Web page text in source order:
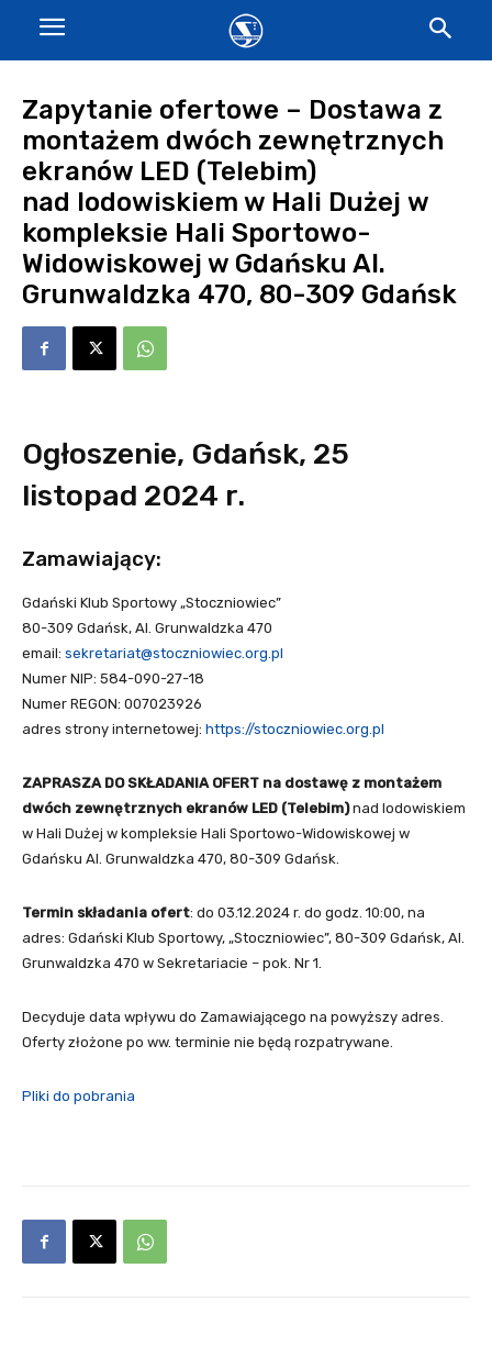
Zapytanie ofertowe – Dostawa z
montażem dwóch zewnętrznych
ekranów LED (Telebim)
nad lodowiskiem w Hali Dużej w
kompleksie Hali Sportowo-
Widowiskowej w Gdańsku Al.
Grunwaldzka 470, 80-309 Gdańsk
Ogłoszenie, Gdańsk, 25
listopad 2024 r.
Zamawiający:
Gdański Klub Sportowy „Stoczniowiec”
80-309 Gdańsk, Al. Grunwaldzka 470
email: sekretariat@stoczniowiec.org.pl
Numer NIP: 584-090-27-18
Numer REGON: 007023926
adres strony internetowej: https://stoczniowiec.org.pl
ZAPRASZA DO SKŁADANIA OFERT na dostawę z montażem
dwóch zewnętrznych ekranów LED (Telebim)nad lodowiskiem
w Hali Dużej w kompleksie Hali Sportowo-Widowiskowej w
Gdańsku Al. Grunwaldzka 470, 80-309 Gdańsk.
Termin składania ofert: do 03.12.2024 r. do godz. 10:00, na
adres: Gdański Klub Sportowy, „Stoczniowiec”, 80-309 Gdańsk, Al.
Grunwaldzka 470 w Sekretariacie – pok. Nr 1.
Decyduje data wpływu do Zamawiającego na powyższy adres.
Oferty złożone po ww. terminie nie będą rozpatrywane.
Pliki do pobrania